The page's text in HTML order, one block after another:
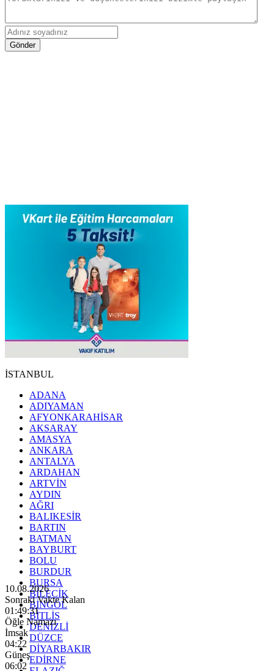
Gönder
İSTANBUL
ADANA
ADIYAMAN
AFYONKARAHİSAR
AKSARAY
AMASYA
ANKARA
ANTALYA
ARDAHAN
ARTVİN
AYDIN
AĞRI
BALIKESİR
BARTIN
BATMAN
BAYBURT
BOLU
BURDUR
BURSA
BİLECİK
BİNGÖL
BİTLİS
DENİZLİ
DÜZCE
DİYARBAKIR
EDİRNE
10.08.2026
Sonraki Vakte Kalan
01:49:29
Öğle Namazı
İmsak
04:22
Güneş
06:02